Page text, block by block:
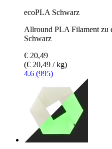
ecoPLA Schwarz
Allround PLA Filament zu
Schwarz
€ 20,49
(€ 20,49 / kg)
4.6 (995)